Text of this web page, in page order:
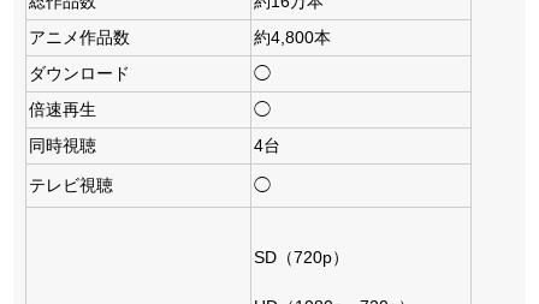
アニメ作品数
約4,800本
ダウンロード
◯
倍速再生
◯
同時視聴
4台
テレビ視聴 ◯
SD（720p）